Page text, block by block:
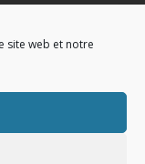
site web et notre